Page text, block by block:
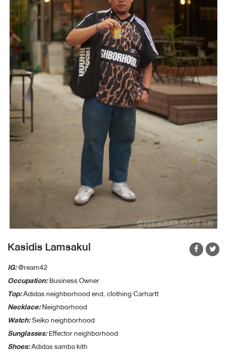
Kasidis Lamsakul
IG:@ream42
Occupation:Business Owner
Top:Adidas neighborhood end. clothing Carhartt
Necklace:Neighborhood
Watch:Seiko neighborhood
Sunglasses:Effector neighborhood
Shoes:Adidas samba kith